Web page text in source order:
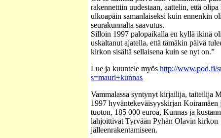
rakennettiin uudestaan, aattelin, että
ulkoapäin samanlaiseksi kuin ennenkin
seurakunnalta saavutus.
Silloin 1997 palopaikalla en kyllä ikinä
uskaltanut ajatella, että tämäkin päivä
kirkon sisältä sellaisena kuin se nyt on.”
Lue ja kuuntele myös http://www.pod.fi/
s=mauri+kunnas
Vammalassa syntynyt kirjailija, taiteilija
1997 hyväntekeväisyyskirjan
tuoton, 185 000 euroa, Kunnas ja
lahjoittivat Tyrvään Pyhän Olavin kirkon
jälleenrakentamiseen.